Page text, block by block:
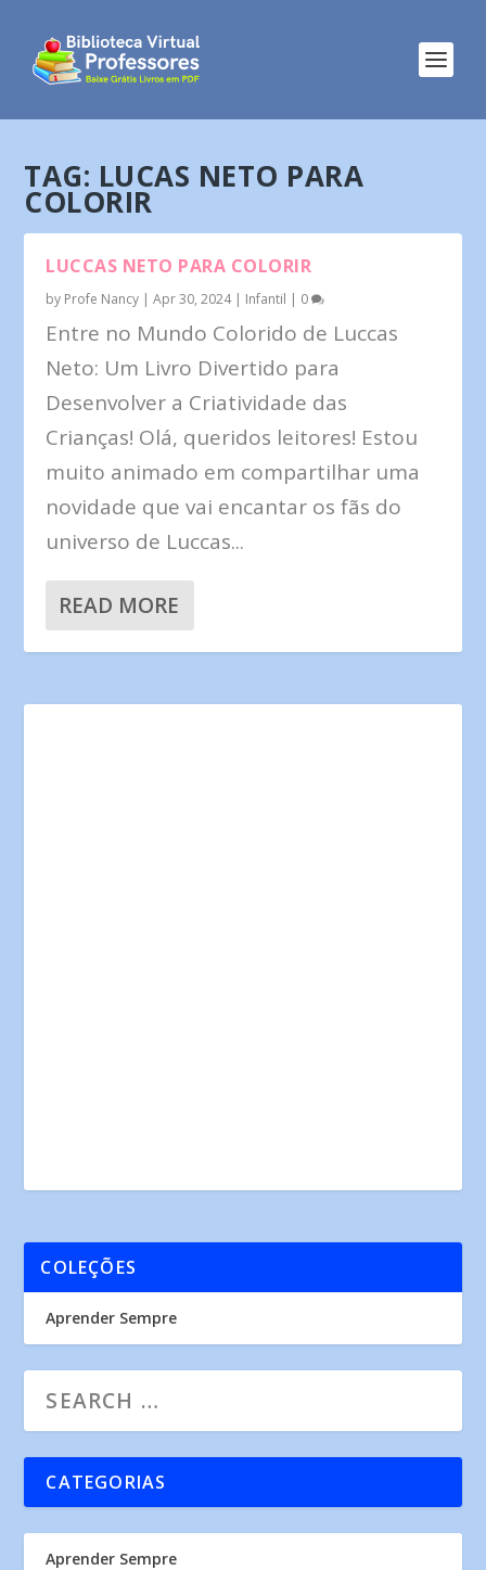
TAG: LUCAS NETO PARA
COLORIR
LUCCAS NETO PARA COLORIR
by Profe Nancy |Apr 30, 2024| Infantil | 0
Entre no Mundo Colorido de Luccas
Neto: Um Livro Divertido para
Desenvolver a Criatividade das
Crianças! Olá, queridos leitores! Estou
muito animado em compartilhar uma
novidade que vai encantar os fãs do
universo de Luccas...
READ MORE
COLEÇÕES
Aprender Sempre
CATEGORIAS
Aprender Sempre